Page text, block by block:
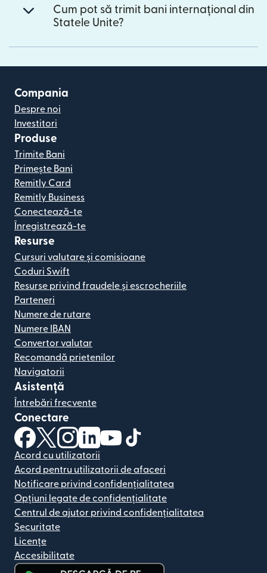
Cum pot să trimit bani internațional din
Statele Unite?
Compania
Despre noi
Investitori
Produse
Trimite Bani
Primește Bani
Remitly Card
Remitly Business
Conectează-te
Înregistrează-te
Resurse
Cursuri valutare și comisioane
Coduri Swift
Resurse privind fraudele și escrocheriile
Parteneri
Numere de rutare
Numere IBAN
Convertor valutar
Recomandă prietenilor
Navigatorii
Asistență
Întrebări frecvente
Conectare
(se deschide într-o fereastră nouă)
(se deschide într-o fereastră nouă)
(se deschide într-o fereastră nouă)
(se deschide într-o fereastră nouă)
(se deschide într-o fereastră
Acord cu utilizatorii
Acord pentru utilizatorii de afaceri
Notificare privind confidențialitatea
Opțiuni legate de confidențialitate
Centrul de ajutor privind confidențialitatea
Securitate
Licențe
Accesibilitate